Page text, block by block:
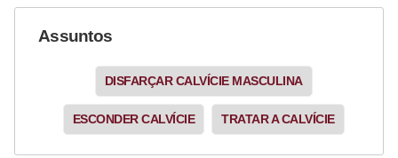
Assuntos
DISFARÇAR CALVÍCIE MASCULINA
ESCONDER CALVÍCIE TRATAR A CALVÍCIE